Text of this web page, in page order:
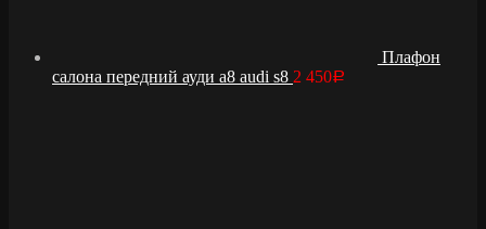
Плафон
салона передний ауди а8 audi s8 2 450Р